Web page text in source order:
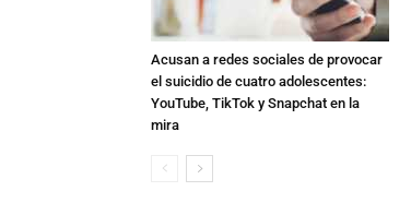
Acusan a redes sociales de provocar
el suicidio de cuatro adolescentes:
YouTube, TikTok y Snapchat en la
mira